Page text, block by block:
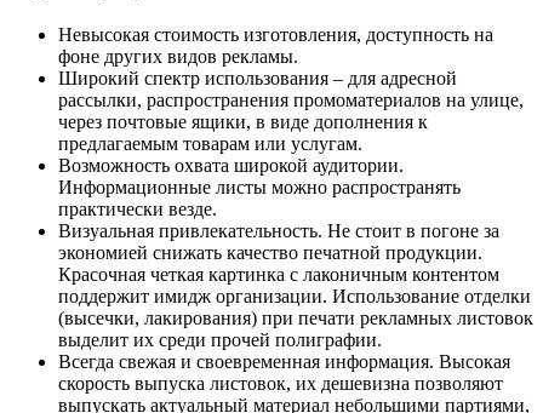
Невысокая стоимость изготовления, доступность на
фоне других видов рекламы.
Широкий спектр использования – для адресной
рассылки, распространения промоматериалов на улице,
через почтовые ящики, в виде дополнения к
предлагаемым товарам или услугам.
Возможность охвата широкой аудитории.
Информационные листы можно распространять
практически везде.
Визуальная привлекательность. Не стоит в погоне за
экономией снижать качество печатной продукции.
Красочная четкая картинка с лаконичным контентом
поддержит имидж организации. Использование отделки
(высечки, лакирования) при печати рекламных листовок
выделит их среди прочей полиграфии.
Всегда свежая и своевременная информация. Высокая
скорость выпуска листовок, их дешевизна позволяют
выпускать актуальный материал небольшими партиями,